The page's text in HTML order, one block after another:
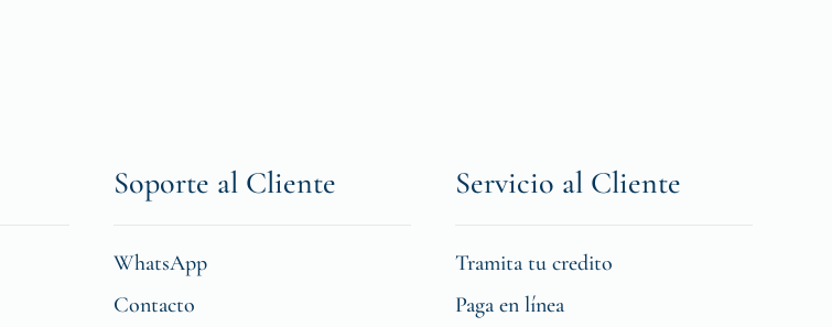
Soporte al Cliente
WhatsApp
Contacto
Servicio al Cliente
Tramita tu credito
Paga en línea